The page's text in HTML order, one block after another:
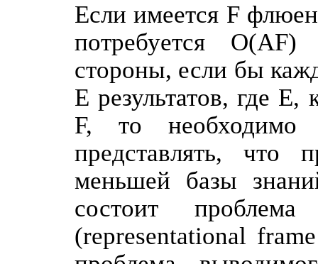
Если имеется F
потребуется
стороны, если бы
Ε результатов, где
F, то необходимо
представлять, что
меньшей базы
состоит проблема
(representational